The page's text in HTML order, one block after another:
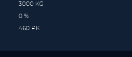
3000 KG
0 %
460 PK